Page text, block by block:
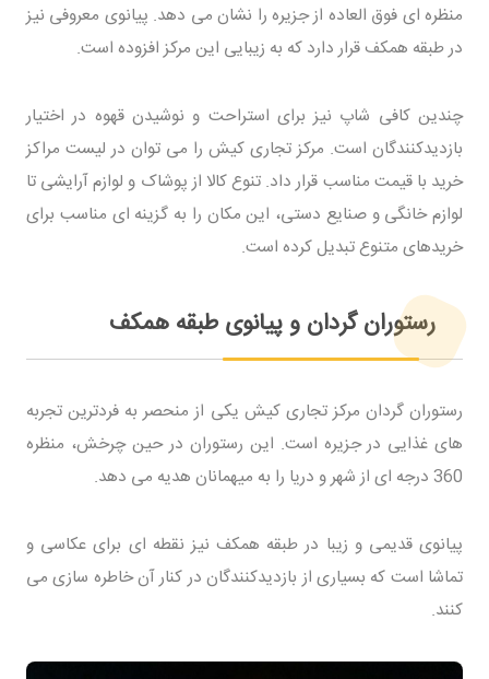
منظره ای فوق العاده از جزیره را نشان می دهد. پیانوی معروفی نیز
در طبقه همکف قرار دارد که به زیبایی این مرکز افزوده است.
چندین کافی شاپ نیز برای استراحت و نوشیدن قهوه در اختیار
بازدیدکنندگان است. مرکز تجاری کیش را می توان در لیست مراکز
خرید با قیمت مناسب قرار داد. تنوع کالا از پوشاک و لوازم آرایشی تا
لوازم خانگی و صنایع دستی، این مکان را به گزینه ای مناسب برای
خریدهای متنوع تبدیل کرده است.
رستوران گردان و پیانوی طبقه همکف
رستوران گردان مرکز تجاری کیش یکی از منحصر به فردترین تجربه
های غذایی در جزیره است. این رستوران در حین چرخش، منظره
360 درجه ای از شهر و دریا را به میهمانان هدیه می دهد.
پیانوی قدیمی و زیبا در طبقه همکف نیز نقطه ای برای عکاسی و
تماشا است که بسیاری از بازدیدکنندگان در کنار آن خاطره سازی می
کنند.